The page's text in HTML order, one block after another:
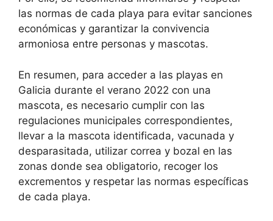
las normas de cada playa para evitar sanciones
económicas y garantizar la convivencia
armoniosa entre personas y mascotas.
En resumen, para acceder a las playas en
Galicia durante el verano 2022 con una
mascota, es necesario cumplir con las
regulaciones municipales correspondientes,
llevar a la mascota identificada, vacunada y
desparasitada, utilizar correa y bozal en las
zonas donde sea obligatorio, recoger los
excrementos y respetar las normas específicas
de cada playa.